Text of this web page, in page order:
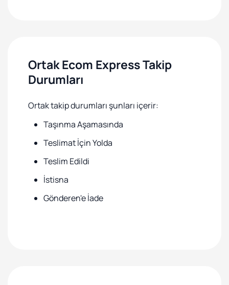
Ortak Ecom Express Takip
Durumları
Ortak takip durumları şunları içerir:
Taşınma Aşamasında
Teslimat İçin Yolda
Teslim Edildi
İstisna
Gönderen'e İade